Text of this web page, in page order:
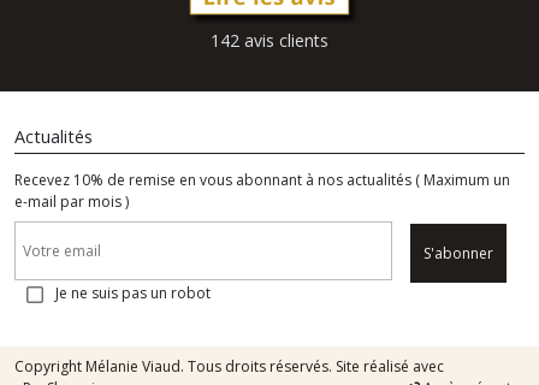
142 avis clients
Actualités
Recevez 10% de remise en vous abonnant à nos actualités ( Maximum un
e-mail par mois )
S'abonner
Je ne suis pas un robot
Copyright Mélanie Viaud. Tous droits réservés. Site réalisé avec